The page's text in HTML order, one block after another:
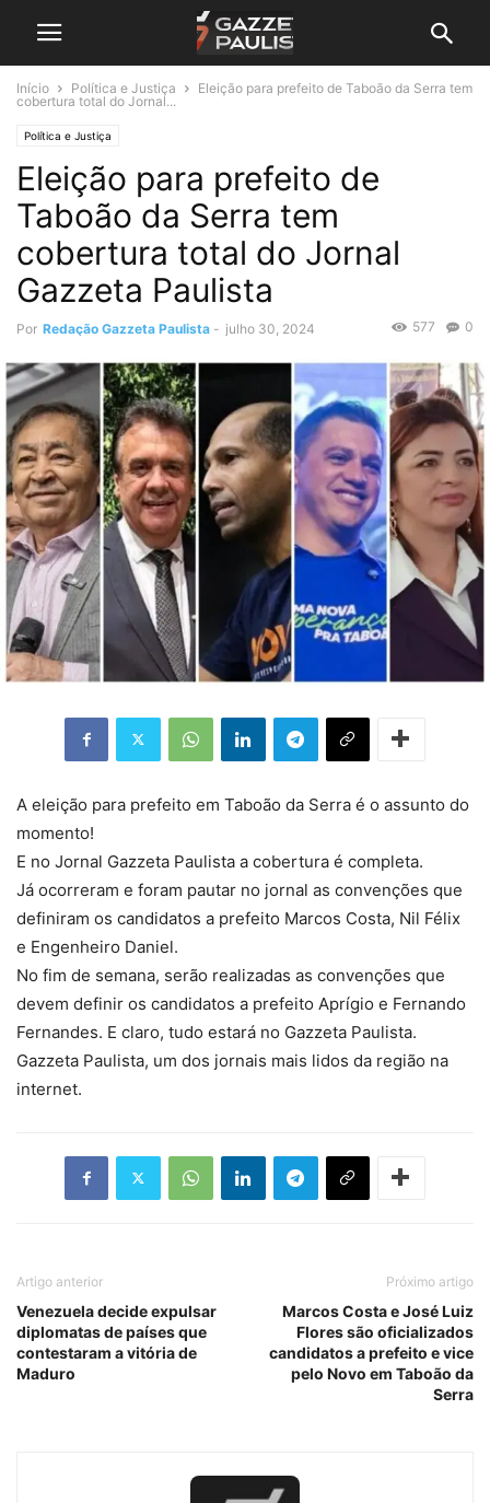
Início Política e Justiça
Eleição para prefeito de Taboão da Serra tem
cobertura total do Jornal...
Política e Justiça
Eleição para prefeito de
Taboão da Serra tem
cobertura total do Jornal
Gazzeta Paulista
Por Redação Gazzeta Paulista - julho 30, 2024 0
577
A eleição para prefeito em Taboão da Serra é o assunto do
momento!
E no Jornal Gazzeta Paulista a cobertura é completa.
Já ocorreram e foram pautar no jornal as convenções que
definiram os candidatos a prefeito Marcos Costa, Nil Félix
e Engenheiro Daniel.
No fim de semana, serão realizadas as convenções que
devem definir os candidatos a prefeito Aprígio e Fernando
Fernandes. E claro, tudo estará no Gazzeta Paulista.
Gazzeta Paulista, um dos jornais mais lidos da região na
internet.
Artigo anterior
Venezuela decide expulsar
diplomatas de países que
contestaram a vitória de
Maduro
Próximo artigo
Marcos Costa e José Luiz
Flores são oficializados
candidatos a prefeito e vice
pelo Novo em Taboão da
Serra